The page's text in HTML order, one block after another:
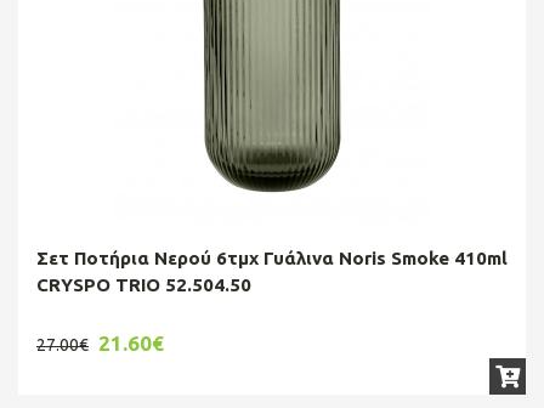
Σετ Ποτήρια Νερού 6τμχ Γυάλινα Noris Smoke 410ml
CRYSPO TRIO 52.504.50
27.00€ 21.60€